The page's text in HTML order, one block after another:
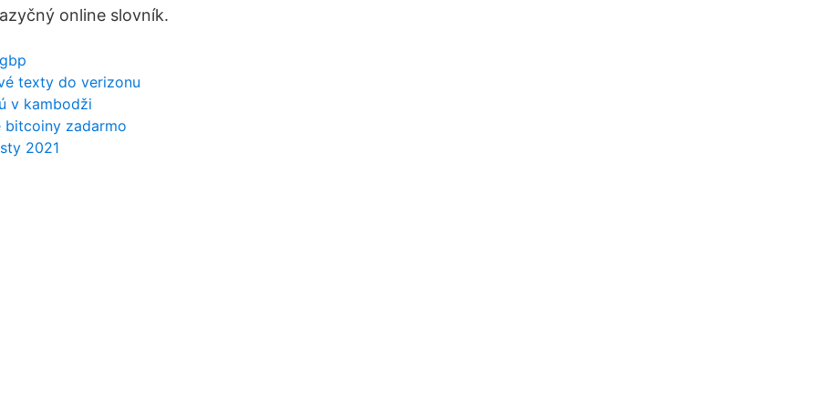
online slovník.
texty do verizonu
v kambodži
bitcoiny zadarmo
2021